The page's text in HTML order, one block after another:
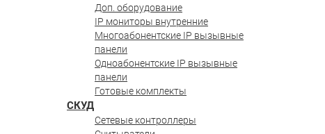
Доп. оборудование
IP мониторы внутренние
Многоабонентские IP вызывные
панели
Одноабонентские IP вызывные
панели
Готовые комплекты
СКУД
Сетевые контроллеры